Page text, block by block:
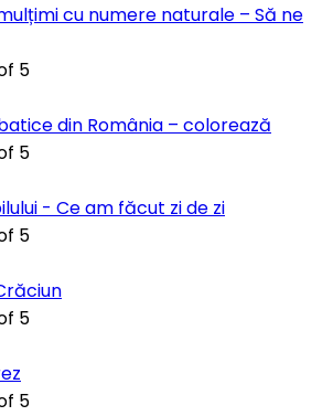
cu numere naturale – Să ne
5
din România – colorează
5
- Ce am făcut zi de zi
5
5
5